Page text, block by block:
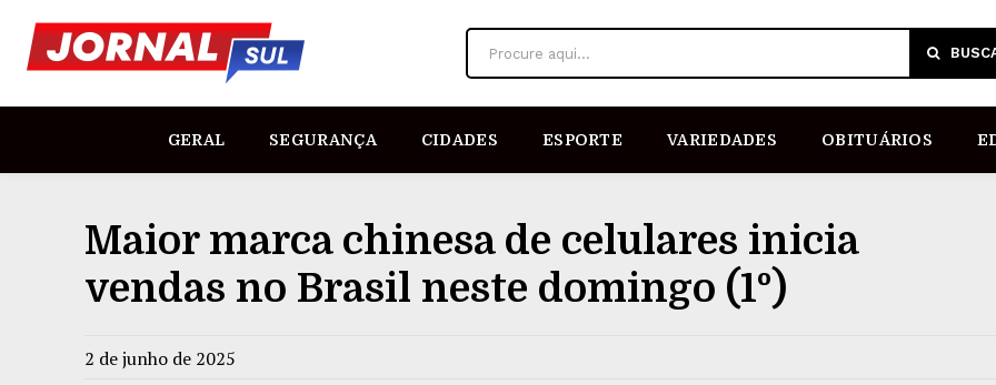
Procure aqui...
GERAL SEGURANÇA CIDADES ESPORTE VARIEDADES OBITUÁRIOS
Maior marca chinesa de celulares inicia
vendas no Brasil neste domingo (1º)
2 de junho de 2025